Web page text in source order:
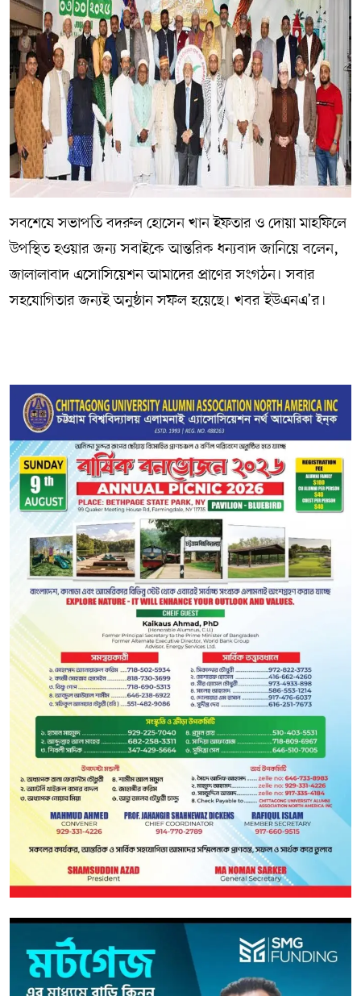
সবশেষে সভাপতি বদরুল হোসেন খান ইফতার ও দোয়া মাহফিলে
উপস্থিত হওয়ার জন্য সবাইকে আন্তরিক ধন্যবাদ জানিয়ে বলেন,
জালালাবাদ এসোসিয়েশন আমাদের প্রাণের সংগঠন। সবার
সহযোগিতার জন্যই অনুষ্ঠান সফল হয়েছে। খবর ইউএনএ’র।